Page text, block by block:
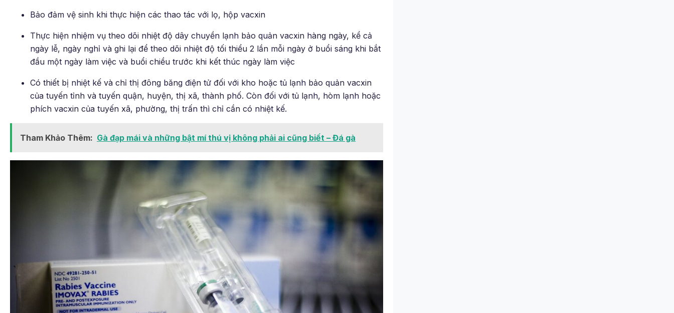
Bảo đảm vệ sinh khi thực hiện các thao tác với lọ, hộp vacxin
Thực hiện nhiệm vụ theo dõi nhiệt độ dây chuyền lạnh bảo quản vacxin hàng ngày, kể cả
ngày lễ, ngày nghỉ và ghi lại để theo dõi nhiệt độ tối thiểu 2 lần mỗi ngày ở buổi sáng khi bắt
đầu một ngày làm việc và buổi chiều trước khi kết thúc ngày làm việc
Có thiết bị nhiệt kế và chỉ thị đông băng điện tử đối với kho hoặc tủ lạnh bảo quản vacxin
của tuyến tỉnh và tuyến quận, huyện, thị xã, thành phố. Còn đối với tủ lạnh, hòm lạnh hoặc
phích vacxin của tuyến xã, phường, thị trấn thì chỉ cần có nhiệt kế.
Tham Khảo Thêm: Gà đạp mái và những bật mí thú vị không phải ai cũng biết – Đá gà